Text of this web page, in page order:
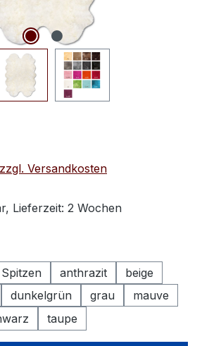
Versandkosten
Lieferzeit: 2 Wochen
anthrazit
beige
dunkelgrün grau
mauve
taupe